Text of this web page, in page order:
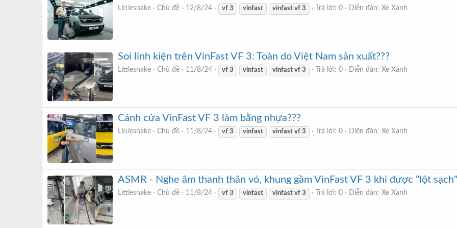
Littlesnake Chủ đề 12/8/24 vf 3 vinfast vinfast vf 3 Trả lời: 0 Diễn đàn: Xe Xanh
Soi linh kiện trên VinFast VF 3: Toàn do Việt Nam sản xuất???
Littlesnake Chủ đề 11/8/24 vf 3 vinfast vinfast vf 3 Trả lời: 0 Diễn đàn: Xe Xanh
Cánh cửa VinFast VF 3 làm bằng nhựa???
Littlesnake Chủ đề 11/8/24 vf 3 vinfast vinfast vf 3 Trả lời: 0 Diễn đàn: Xe Xanh
ASMR - Nghe âm thanh thân vỏ, khung gầm VinFast VF 3 khi được "lột sạch"
Littlesnake Chủ đề 11/8/24 vf 3 vinfast vinfast vf 3 Trả lời: 0 Diễn đàn: Xe Xanh